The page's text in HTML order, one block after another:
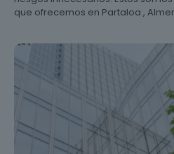
que ofrecemos en Partaloa ,